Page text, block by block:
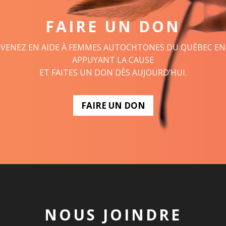
FAIRE UN DON
VENEZ EN AIDE À FEMMES AUTOCHTONES DU QUÉBEC EN
APPUYANT LA CAUSE
ET FAITES UN DON DÈS AUJOURD’HUI.
FAIRE UN DON
NOUS JOINDRE